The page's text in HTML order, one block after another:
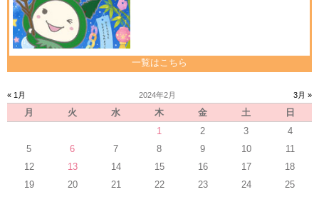
一覧はこちら
« 1月 2024年2月 3月 »
月 火 水 木 金 土
日
1
2 3
4
5
6 7 8 9 10
11
12
13 14 15 16 17
18
19
20 21 22 23 24 25